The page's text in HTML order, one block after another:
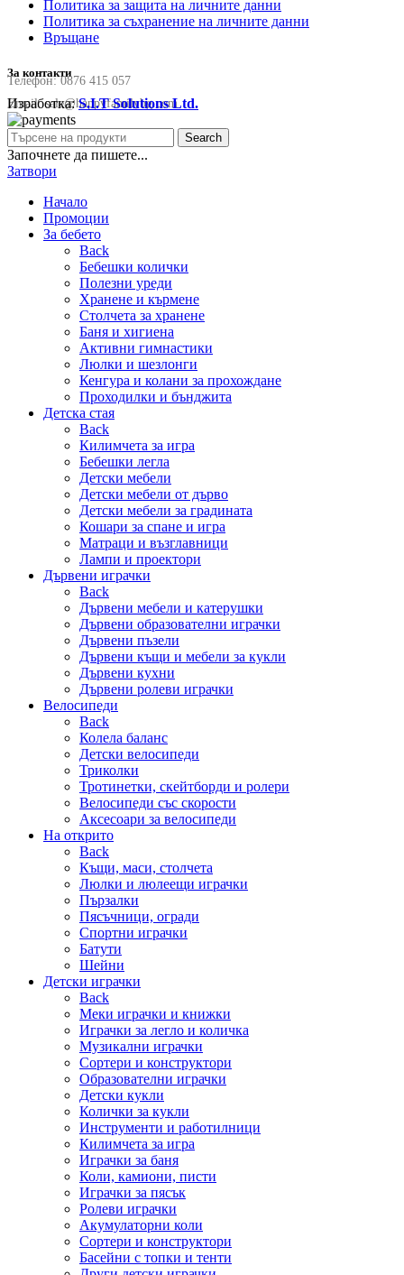
Политика за защита на личните данни
Политика за съхранение на личните данни
Връщане
За контакти
Телефон:0876 415 057
Email:sale@happyfamilybg.com
Изработка:S.I.T Solutions Ltd.
Search
Започнете да пишете...
Затвори
Начало
Промоции
За бебето
Back
Бебешки колички
Полезни уреди
Хранене и кърмене
Столчета за хранене
Баня и хигиена
Активни гимнастики
Люлки и шезлонги
Кенгура и колани за прохождане
Проходилки и бънджита
Детска стая
Back
Килимчета за игра
Бебешки легла
Детски мебели
Детски мебели от дърво
Детски мебели за градината
Кошари за спане и игра
Матраци и възглавници
Лампи и проектори
Дървени играчки
Back
Дървени мебели и катерушки
Дървени образователни играчки
Дървени пъзели
Дървени къщи и мебели за кукли
Дървени кухни
Дървени ролеви играчки
Велосипеди
Back
Колела баланс
Детски велосипеди
Триколки
Тротинетки, скейтборди и ролери
Велосипеди със скорости
Аксесоари за велосипеди
На открито
Back
Къщи, маси, столчета
Люлки и люлеещи играчки
Пързалки
Пясъчници, огради
Спортни играчки
Батути
Шейни
Детски играчки
Back
Меки играчки и книжки
Играчки за легло и количка
Музикални играчки
Сортери и конструктори
Образователни играчки
Детски кукли
Колички за кукли
Инструменти и работилници
Килимчета за игра
Играчки за баня
Коли, камиони, писти
Играчки за пясък
Ролеви играчки
Акумулаторни коли
Сортери и конструктори
Басейни с топки и тенти